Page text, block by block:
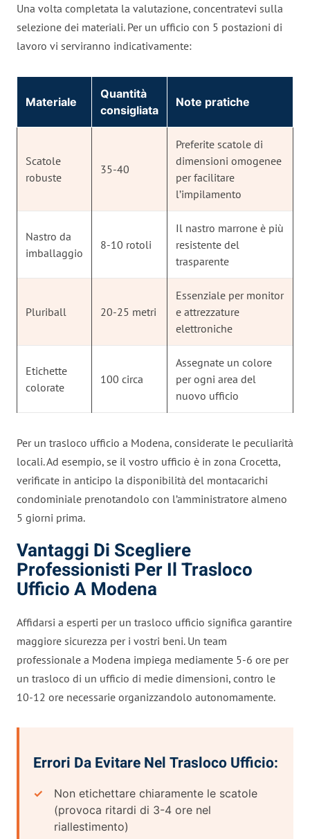
Una volta completata la valutazione, concentratevi sulla
selezione dei materiali. Per un ufficio con 5 postazioni di
lavoro vi serviranno indicativamente:
Materiale
Quantità
consigliata
Note pratiche
Scatole
robuste
35-40
Preferite scatole di
dimensioni omogenee
per facilitare
l’impilamento
Nastro da
imballaggio
8-10 rotoli
Il nastro marrone è più
resistente del
trasparente
Pluriball 20-25 metri
Essenziale per monitor
e attrezzature
elettroniche
Etichette
colorate
100 circa
Assegnate un colore
per ogni area del
nuovo ufficio
Per un trasloco ufficio a Modena, considerate le peculiarità
locali. Ad esempio, se il vostro ufficio è in zona Crocetta,
verificate in anticipo la disponibilità del montacarichi
condominiale prenotandolo con l’amministratore almeno
5 giorni prima.
Vantaggi Di Scegliere
Professionisti Per Il Trasloco
Ufficio A Modena
Affidarsi a esperti per un trasloco ufficio significa garantire
maggiore sicurezza per i vostri beni. Un team
professionale a Modena impiega mediamente 5-6 ore per
un trasloco di un ufficio di medie dimensioni, contro le
10-12 ore necessarie organizzandolo autonomamente.
Errori Da Evitare Nel Trasloco Ufficio:
Non etichettare chiaramente le scatole
(provoca ritardi di 3-4 ore nel
riallestimento)